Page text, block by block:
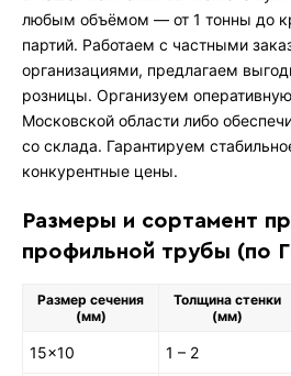
любым объёмом — от 1 тонны до
партий. Работаем с частными
организациями, предлагаем
розницы. Организуем
Московской области либо
со склада. Гарантируем
конкурентные цены.
Размеры и сортамент
профильной трубы (по
Размер сечения
(мм)
Толщина стенки
(мм)
15×10 1 – 2